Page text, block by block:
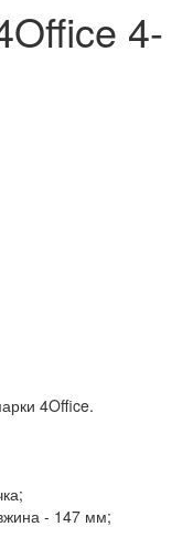
4-
4Office.
- 147 мм;